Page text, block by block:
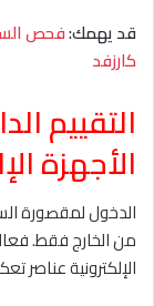
قد يهمك:
كارزفد
التقييم
الأجهزة
الدخول لمقصورة
من الخارج فقط.
الإلكترونية عناصر